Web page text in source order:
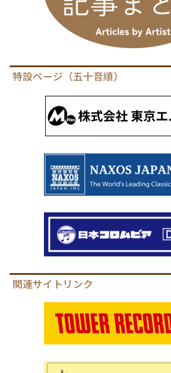
特設ページ（五十音順）
関連サイトリンク